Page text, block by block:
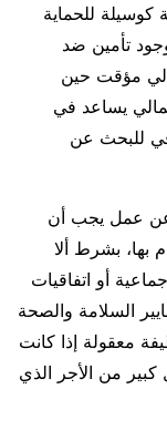
كوسيلة للحماية
تأمين ضد
مؤقت حين
يساعد في
للبحث عن
عن عمل يجب أن
بها، بشرط ألا
أو اتفاقيات
السلامة والصحة
معقولة إذا كانت
من الأجر الذي